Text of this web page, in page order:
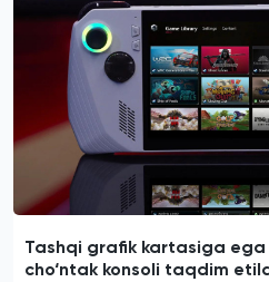
Tashqi grafik kartasiga ega
cho‘ntak konsoli taqdim